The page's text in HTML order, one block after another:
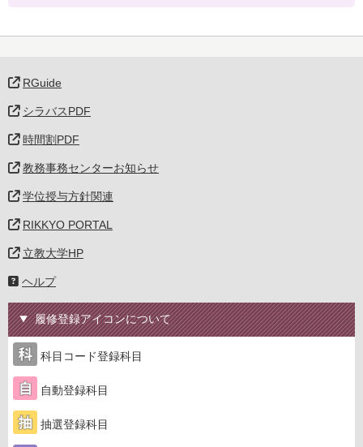
RGuide
シラバスPDF
時間割PDF
教務事務センターお知らせ
学位授与方針関連
RIKKYO PORTAL
立教大学HP
ヘルプ
履修登録アイコンについて
科目コード登録科目
自動登録科目
抽選登録科目